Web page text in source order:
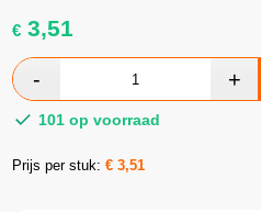
€ 3,51
101 op voorraad
Prijs per stuk:€3,51